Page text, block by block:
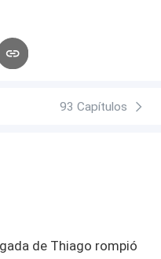
de asistente de
la corporación turística
es un hombre frío,
sin amor, atado solo
tensión es brutal. Él se
de Miranda,
que es un error. El
de la esposa de
la innegable
93 Capítulos
de Thiago rompió